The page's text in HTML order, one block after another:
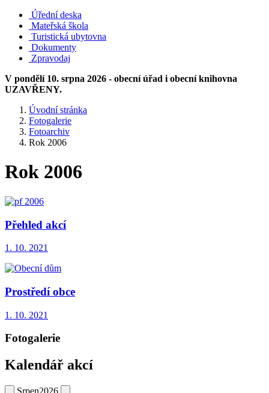
Úřední deska
Mateřská škola
Turistická ubytovna
Dokumenty
Zpravodaj
V pondělí 10. srpna 2026 - obecní úřad i obecní knihovna
UZAVŘENY.
Úvodní stránka
Fotogalerie
Fotoarchiv
Rok 2006
Rok 2006
Přehled akcí
1. 10. 2021
Prostředí obce
1. 10. 2021
Fotogalerie
Kalendář akcí